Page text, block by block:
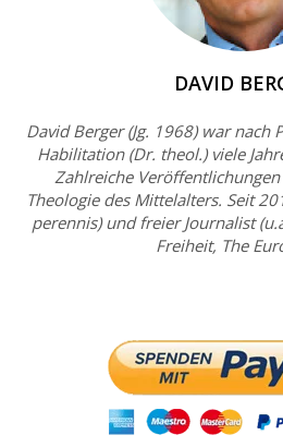
DAVID
David Berger (Jg. 1968) war
Habilitation (Dr. theol.) viele
Zahlreiche
Theologie des Mittelalters. Seit
perennis) und freier Journalist
Freiheit, The